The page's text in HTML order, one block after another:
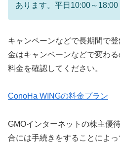
あります。平日10:00～18:00
キャンペーンなどで長期間で
金はキャンペーンなどで変わ
料金を確認してください。
ConoHa WINGの料金プラン
GMOインターネットの株主優
合には手続きをすることによ